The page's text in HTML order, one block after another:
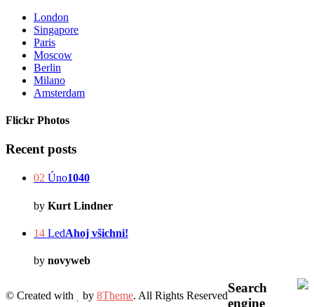
London
Singapore
Paris
Moscow
Berlin
Milano
Amsterdam
Flickr Photos
Recent posts
02 Úno1040
by Kurt Lindner
14 LedAhoj všichni!
by novyweb
© Created with by 8Theme. All Rights Reserved
Search
engine